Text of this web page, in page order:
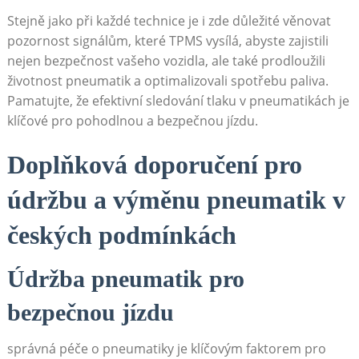
Stejně jako při každé technice je i ⁣zde důležité věnovat
pozornost signálům, které TPMS vysílá, abyste⁣ zajistili
nejen bezpečnost vašeho vozidla, ale také prodloužili
životnost pneumatik a optimalizovali⁣ spotřebu paliva.
Pamatujte,⁣ že efektivní sledování tlaku v pneumatikách je
klíčové⁢ pro⁢ pohodlnou‌ a bezpečnou⁢ jízdu.
Doplňková doporučení pro
údržbu a výměnu pneumatik v
českých podmínkách
Údržba pneumatik pro
bezpečnou jízdu
správná péče o pneumatiky je klíčovým⁣ faktorem pro